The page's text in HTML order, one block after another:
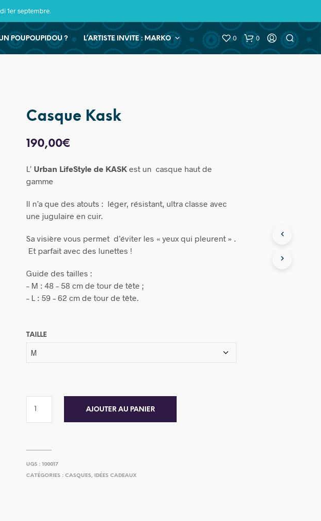
1er septembre.
POUPOUPIDOU ? L’ARTISTE INVITE : MARKO 0 0
Casque Kask
190,00€
L’ Urban LifeStyle de KASKest un casque haut de
gamme
Il n’a que des atouts : léger, résistant, ultra classe avec
une jugulaire en cuir.
Sa visière vous permet d’éviter les « yeux qui pleurent » .
Et parfait avec des lunettes !
Guide des tailles :
– M : 48 – 58 cm de tour de tête ;
– L : 59 – 62 cm de tour de tête.
TAILLE
AJOUTER AU PANIER
UGS : 100017
CATÉGORIES :CASQUES, IDÉES CADEAUX